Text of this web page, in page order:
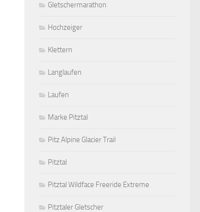
Gletschermarathon
Hochzeiger
Klettern
Langlaufen
Laufen
Marke Pitztal
Pitz Alpine Glacier Trail
Pitztal
Pitztal Wildface Freeride Extreme
Pitztaler Gletscher